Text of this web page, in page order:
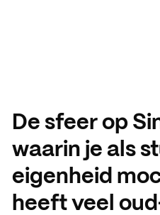
De sfeer op
waarin je als
eigenheid
heeft veel